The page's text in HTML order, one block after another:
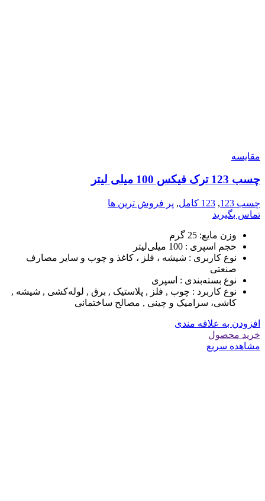
مقایسه
چسب 123 ترک فیکس 100 میلی لیتر
چسب 123 , 123 کامل , پر فروش ترین ها
تماس بگیرید
وزن مایع: 25
گرم
حجم اسپری : 100
میلی‌لیتر
نوع کاربری : شیشه ، فلز ، کاغذ و چوب و سایر مصارف
صنعتی
نوع بسته‌بندی : اسپری
نوع کاربرد : چوب , فلز , پلاستیک , برق , لوله‌کشی , شیشه ,
کاشی، سرامیک و چینی , مصالح ساختمانی
افزودن به علاقه مندی
خرید محصول
مشاهده سریع